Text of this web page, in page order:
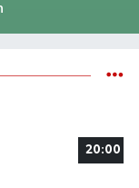
20:00